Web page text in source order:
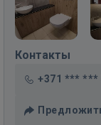
Контакты
+371 *** ***